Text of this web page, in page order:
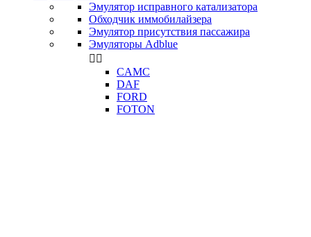
Эмулятор исправного катализатора
Обходчик иммобилайзера
Эмулятор присутствия пассажира
Эмуляторы Adblue
 
CAMC
DAF
FORD
FOTON